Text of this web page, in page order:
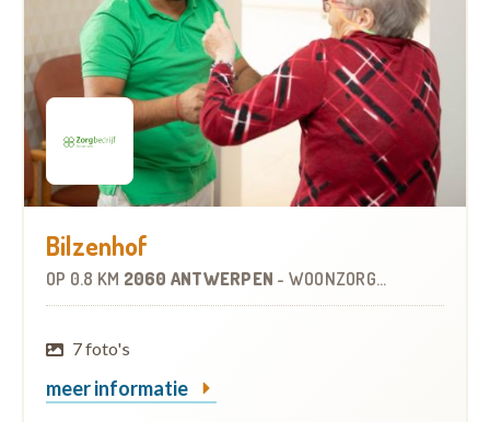
Bilzenhof
OP 0.8 KM 2060 ANTWERPEN - WOONZORGCENTRUM (WZC)
7 foto's
meer informatie